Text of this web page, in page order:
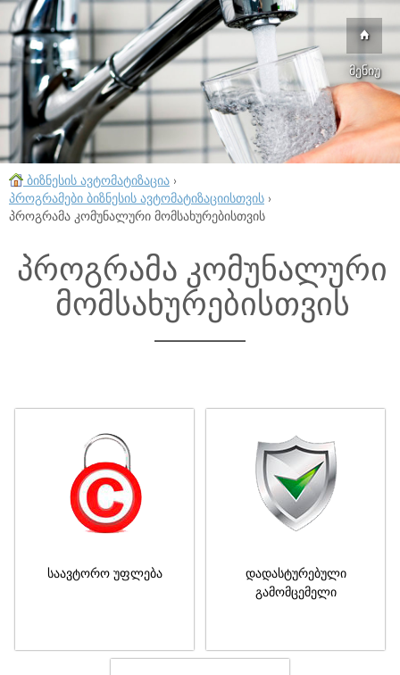
მენიუ
ბიზნესის ავტომატიზაცია ›
პროგრამები ბიზნესის ავტომატიზაციისთვის ›
პროგრამა კომუნალური მომსახურებისთვის
პროგრამა კომუნალური
მომსახურებისთვის
საავტორო უფლება
დადასტურებული
გამომცემელი